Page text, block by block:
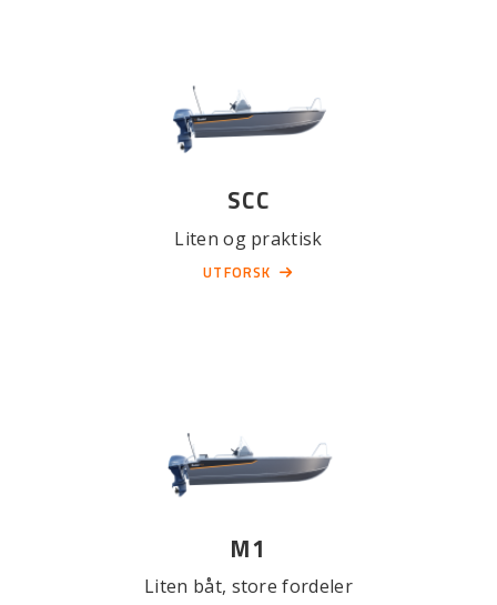
SCC
Liten og praktisk
UTFORSK
M1
Liten båt, store fordeler